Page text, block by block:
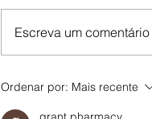
Está aberta a
edição da seleção
Petrobras de
Escreva um comentário
Ordenar por: Mais recente